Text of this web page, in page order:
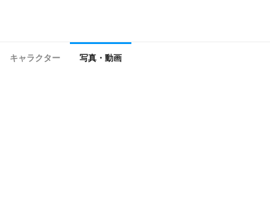
キャラクター 写真・動画